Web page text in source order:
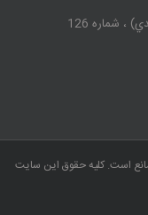
126
است. کلیه حقوق این سایت